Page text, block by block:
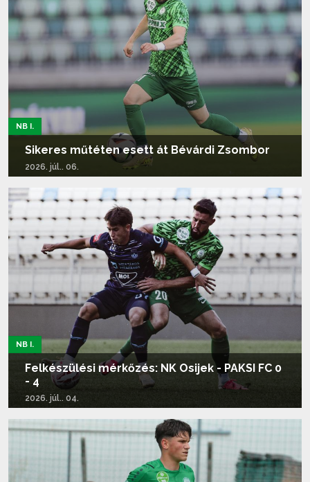
NB I.
Sikeres műtéten esett át Bévárdi Zsombor
2026. júl.. 06.
Tovább olvasom...
NB I.
Felkészülési mérkőzés: NK Osijek - PAKSI FC 0
- 4
2026. júl.. 04.
Tovább olvasom...